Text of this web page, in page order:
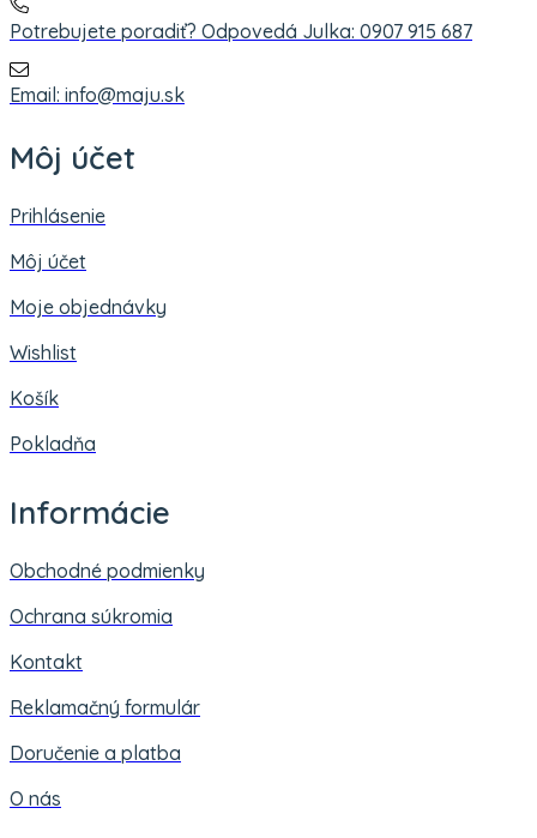
Potrebujete poradiť? Odpovedá Julka: 0907 915 687
Email: info@maju.sk
Môj účet
Prihlásenie
Môj účet
Moje objednávky
Wishlist
Košík
Pokladňa
Informácie
Obchodné podmienky
Ochrana súkromia
Kontakt
Reklamačný formulár
Doručenie a platba
O nás